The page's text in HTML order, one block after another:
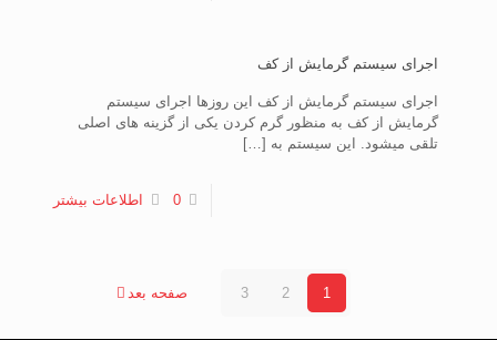
اجرای سیستم گرمایش از کف
اجرای سیستم گرمایش از کف این روزها اجرای سیستم
گرمایش از کف به منظور گرم کردن یکی از گزینه های اصلی
تلقی میشود. این سیستم به […]
0 اطلاعات بیشتر
1
2
3 صفحه بعد